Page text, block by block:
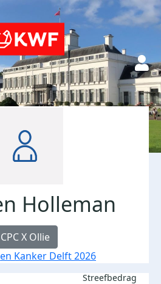
Holleman
CPC X Ollie
Kanker Delft 2026
Streefbedrag